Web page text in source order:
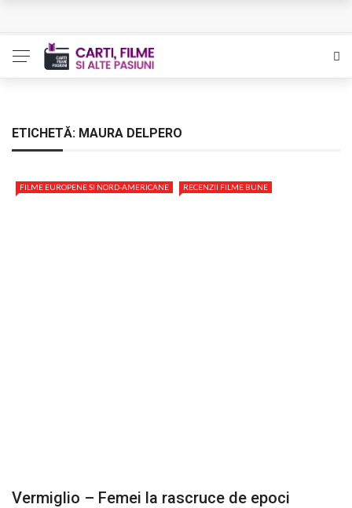
The Man Who Sold Air in the Holy Land – Generatia care
Queer – Un Burroughs sentimental
Luati-ma drept un vis. Povestiri in K. minor – Dor de Kafka
ETICHETĂ: MAURA DELPERO
FILME EUROPENE SI NORD-AMERICANE RECENZII FILME BUNE
Vermiglio – Femei la rascruce de epoci